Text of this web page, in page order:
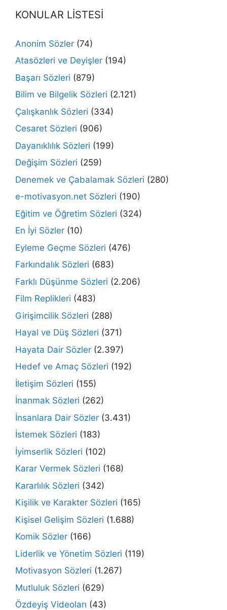
KONULAR LİSTESİ
Anonim Sözler (74)
Atasözleri ve Deyişler (194)
Başarı Sözleri (879)
Bilim ve Bilgelik Sözleri (2.121)
Çalışkanlık Sözleri (334)
Cesaret Sözleri (906)
Dayanıklılık Sözleri (199)
Değişim Sözleri (259)
Denemek ve Çabalamak Sözleri (280)
e-motivasyon.net Sözleri (190)
Eğitim ve Öğretim Sözleri (324)
En İyi Sözler (10)
Eyleme Geçme Sözleri (476)
Farkındalık Sözleri (683)
Farklı Düşünme Sözleri (2.206)
Film Replikleri (483)
Girişimcilik Sözleri (288)
Hayal ve Düş Sözleri (371)
Hayata Dair Sözler (2.397)
Hedef ve Amaç Sözleri (192)
İletişim Sözleri (155)
İnanmak Sözleri (262)
İnsanlara Dair Sözler (3.431)
İstemek Sözleri (183)
İyimserlik Sözleri (102)
Karar Vermek Sözleri (168)
Kararlılık Sözleri (342)
Kişilik ve Karakter Sözleri (165)
Kişisel Gelişim Sözleri (1.688)
Komik Sözler (166)
Liderlik ve Yönetim Sözleri (119)
Motivasyon Sözleri (1.267)
Mutluluk Sözleri (629)
Özdeyiş Videoları (43)